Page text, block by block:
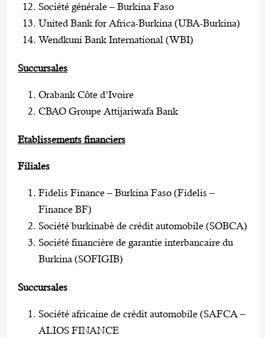
Société générale – Burkina Faso
United Bank for Africa-Burkina (UBA-Burkina)
Wendkuni Bank International (WBI)
Succursales
Orabank Côte d’Ivoire
CBAO Groupe Attijariwafa Bank
Etablissements financiers
Filiales
Fidelis Finance – Burkina Faso (Fidelis –
Finance BF)
Société burkinabè de crédit automobile (SOBCA)
Société financière de garantie interbancaire du
Burkina (SOFIGIB)
Succursales
Société africaine de crédit automobile (SAFCA –
ALIOS FINANCE